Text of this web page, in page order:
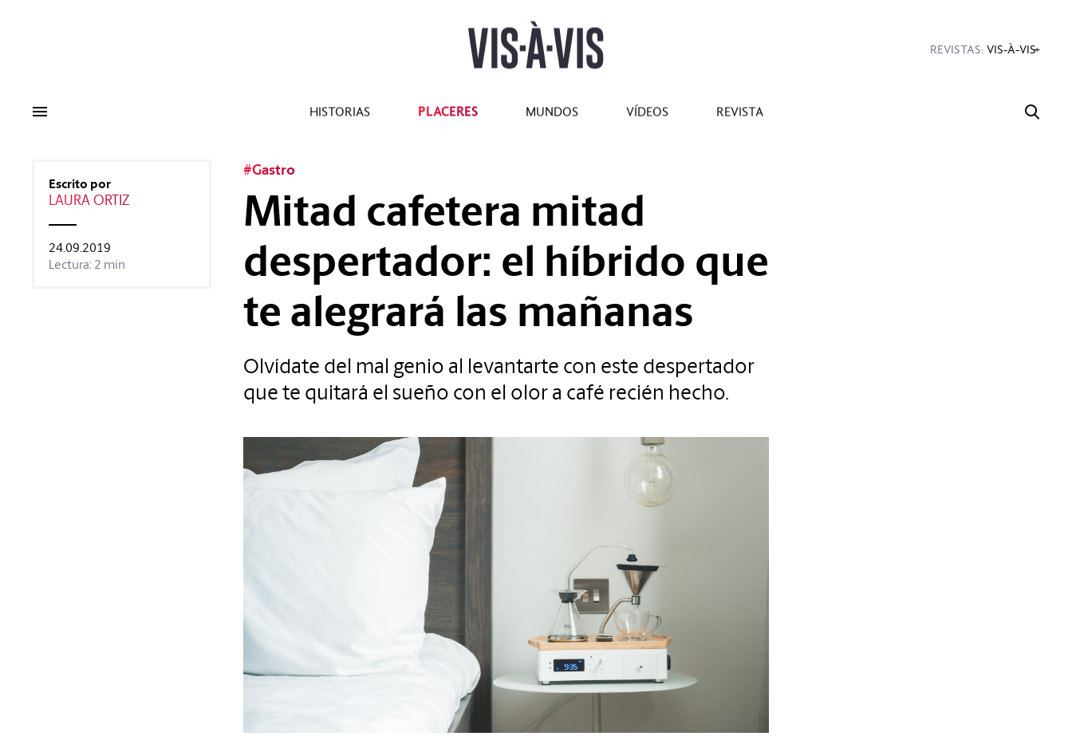
REVISTAS: VIS-À-VISMINE
HISTORIAS PLACERES MUNDOS VÍDEOS REVISTA
#Gastro
Mitad cafetera mitad
despertador: el híbrido que
te alegrará las mañanas
Olvídate del mal genio al levantarte con este despertador
que te quitará el sueño con el olor a café recién hecho.
Escrito por
LAURA ORTIZ
24.09.2019
Lectura: 2 min
#Pantallas #Planes